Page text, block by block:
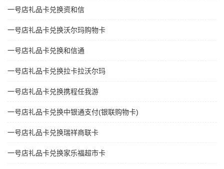
一号店礼品卡兑换资和信
一号店礼品卡兑换沃尔玛购物卡
一号店礼品卡兑换和信通
一号店礼品卡兑换拉卡拉沃尔玛
一号店礼品卡兑换携程任我游
一号店礼品卡兑换中银通支付(银联购物卡)
一号店礼品卡兑换瑞祥商联卡
一号店礼品卡兑换家乐福超市卡